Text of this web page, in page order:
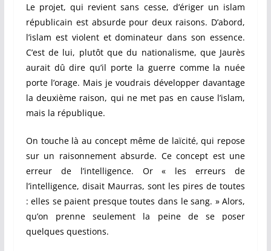
Le projet, qui revient sans cesse, d’ériger un islam
républicain est absurde pour deux raisons. D’abord,
l’islam est violent et dominateur dans son essence.
C’est de lui, plutôt que du nationalisme, que Jaurès
aurait dû dire qu’il porte la guerre comme la nuée
porte l’orage. Mais je voudrais développer davantage
la deuxième raison, qui ne met pas en cause l’islam,
mais la république.
On touche là au concept même de laïcité, qui repose
sur un raisonnement absurde. Ce concept est une
erreur de l’intelligence. Or « les erreurs de
l’intelligence, disait Maurras, sont les pires de toutes
: elles se paient presque toutes dans le sang. » Alors,
qu’on prenne seulement la peine de se poser
quelques questions.